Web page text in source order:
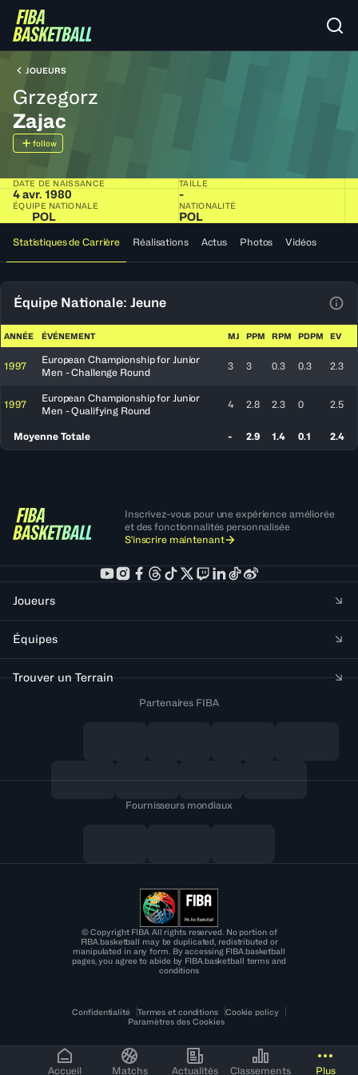
Accueil Matchs Actualités Classements Plus
JOUEURS
Grzegorz
Zajac
follow
DATE DE NAISSANCE
4 avr. 1980
TAILLE
-
ÉQUIPE NATIONALE
POL
NATIONALITÉ
POL
Statistiques de Carrière Réalisations Actus Photos Vidéos
Équipe Nationale: Jeune
ANNÉE ÉVÉNEMENT MJ PPM RPM PDPM EV
1997
European Championship for Junior
Men - Challenge Round
3 3 0.3 0.3 2.3
1997
European Championship for Junior
Men - Qualifying Round
4 2.8 2.3 0 2.5
Moyenne Totale - 2.9 1.4 0.1 2.4
Inscrivez-vous pour une expérience améliorée
et des fonctionnalités personnalisée
S'inscrire maintenant
Joueurs
Équipes
Trouver un Terrain
Partenaires FIBA
Fournisseurs mondiaux
© Copyright FIBA All rights reserved. No portion of
FIBA.basketball may be duplicated, redistributed or
manipulated in any form. By accessing FIBA.basketball
pages, you agree to abide by FIBA.basketball terms and
conditions
Confidentialité Termes et conditions
Cookie policy
Paramètres des Cookies